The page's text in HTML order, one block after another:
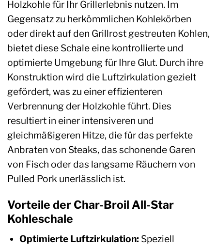
Holzkohle für Ihr Grillerlebnis nutzen. Im
Gegensatz zu herkömmlichen Kohlekörben
oder direkt auf den Grillrost gestreuten Kohlen,
bietet diese Schale eine kontrollierte und
optimierte Umgebung für Ihre Glut. Durch ihre
Konstruktion wird die Luftzirkulation gezielt
gefördert, was zu einer effizienteren
Verbrennung der Holzkohle führt. Dies
resultiert in einer intensiveren und
gleichmäßigeren Hitze, die für das perfekte
Anbraten von Steaks, das schonende Garen
von Fisch oder das langsame Räuchern von
Pulled Pork unerlässlich ist.
Vorteile der Char-Broil All-Star
Kohleschale
Optimierte Luftzirkulation: Speziell